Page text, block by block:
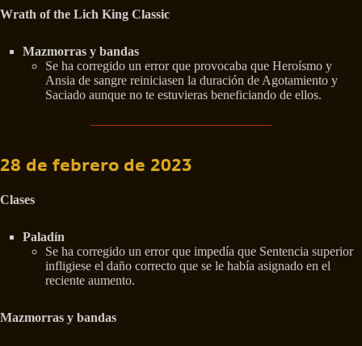
Wrath of the Lich King Classic
Mazmorras y bandas
Se ha corregido un error que provocaba que Heroísmo y
Ansia de sangre reiniciasen la duración de Agotamiento y
Saciado aunque no te estuvieras beneficiando de ellos.
28 de febrero de 2023
Clases
Paladín
Se ha corregido un error que impedía que Sentencia superior
infligiese el daño correcto que se le había asignado en el
reciente aumento.
Mazmorras y bandas